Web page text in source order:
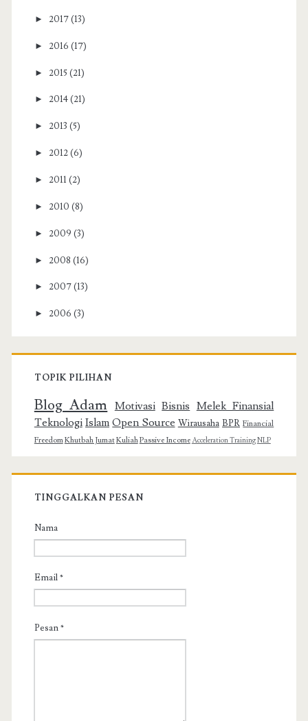
► 2017 (13)
► 2016 (17)
► 2015 (21)
► 2014 (21)
► 2013 (5)
► 2012 (6)
► 2011 (2)
► 2010 (8)
► 2009 (3)
► 2008 (16)
► 2007 (13)
► 2006 (3)
TOPIK PILIHAN
Blog Adam Motivasi Bisnis Melek Finansial
Teknologi Islam Open Source Wirausaha BPR Financial
FreedomKhutbah JumatKuliahPassive IncomeAcceleration TrainingNLP
TINGGALKAN PESAN
Nama
Email*
Pesan*